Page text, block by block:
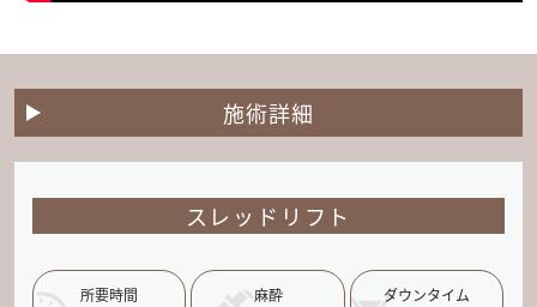
施術詳細
スレッドリフト
所要時間 麻酔 ダウンタイム